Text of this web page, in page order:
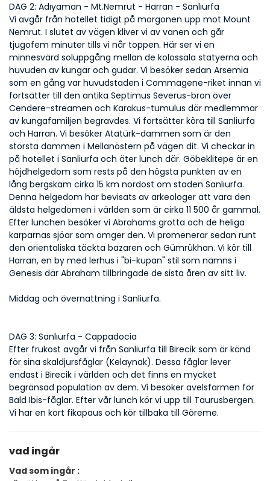
DAG 2: Adıyaman - Mt.Nemrut - Harran - Sanlıurfa
Vi avgår från hotellet tidigt på morgonen upp mot Mount
Nemrut. I slutet av vägen kliver vi av vanen och går
tjugofem minuter tills vi når toppen. Här ser vi en
minnesvärd soluppgång mellan de kolossala statyerna och
huvuden av kungar och gudar. Vi besöker sedan Arsemia
som en gång var huvudstaden i Commagene-riket innan vi
fortsätter till den antika Septimus Severus-bron över
Cendere-streamen och Karakus-tumulus där medlemmar
av kungafamiljen begravdes. Vi fortsätter köra till Sanliurfa
och Harran. Vi besöker Atatürk-dammen som är den
största dammen i Mellanöstern på vägen dit. Vi checkar in
på hotellet i Sanliurfa och äter lunch där. Göbeklitepe är en
höjdhelgedom som rests på den högsta punkten av en
lång bergskam cirka 15 km nordost om staden Sanlıurfa.
Denna helgedom har bevisats av arkeologer att vara den
äldsta helgedomen i världen som är cirka 11 500 år gammal.
Efter lunchen besöker vi Abrahams grotta och de heliga
karparnas sjöar som omger den. Vi promenerar sedan runt
den orientaliska täckta bazaren och Gümrükhan. Vi kör till
Harran, en by med lerhus i "bi-kupan" stil som nämns i
Genesis där Abraham tillbringade de sista åren av sitt liv.
Middag och övernattning i Sanliurfa.
DAG 3: Sanlıurfa - Cappadocia
Efter frukost avgår vi från Sanliurfa till Birecik som är känd
för sina skaldjursfåglar (Kelaynak). Dessa fåglar lever
endast i Birecik i världen och det finns en mycket
begränsad population av dem. Vi besöker avelsfarmen för
Bald Ibis-fåglar. Efter vår lunch kör vi upp till Taurusbergen.
Vi har en kort fikapaus och kör tillbaka till Göreme.
vad ingår
Vad som ingår :